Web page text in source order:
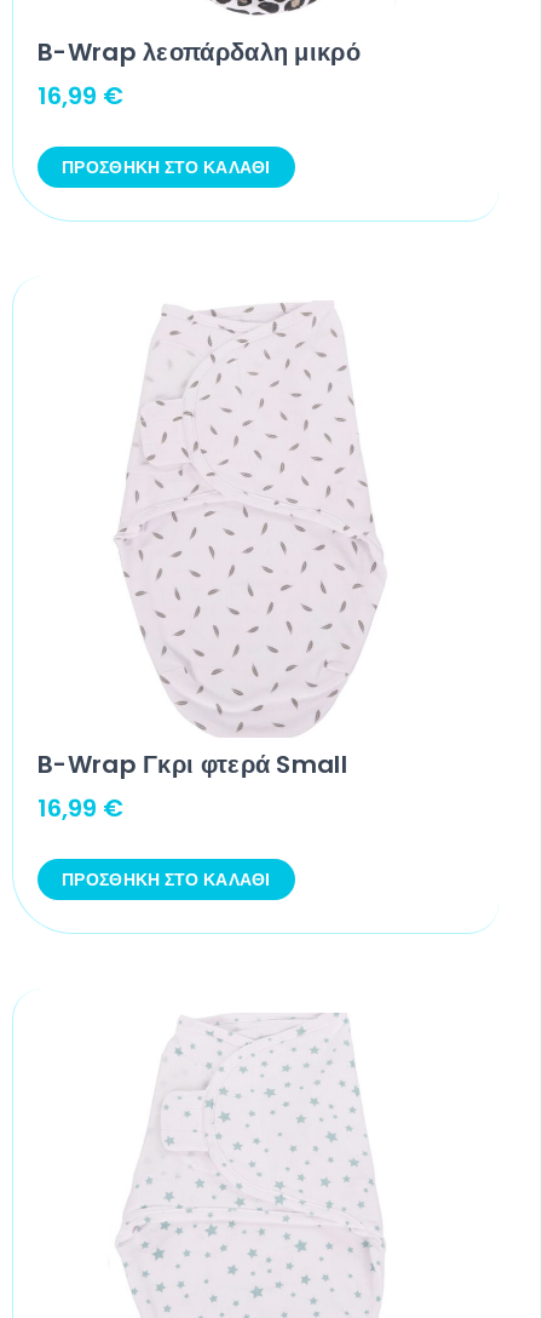
B-Wrap λεοπάρδαλη μικρό
16,99 €
ΠΡΟΣΘΉΚΗ ΣΤΟ ΚΑΛΆΘΙ
B-Wrap Γκρι φτερά Small
16,99 €
ΠΡΟΣΘΉΚΗ ΣΤΟ ΚΑΛΆΘΙ